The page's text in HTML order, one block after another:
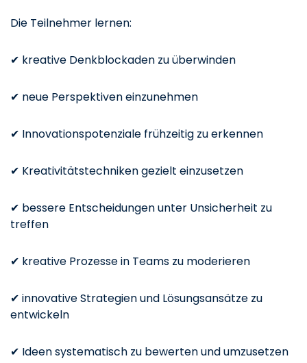
Die Teilnehmer lernen:
✔ kreative Denkblockaden zu überwinden
✔ neue Perspektiven einzunehmen
✔ Innovationspotenziale frühzeitig zu erkennen
✔ Kreativitätstechniken gezielt einzusetzen
✔ bessere Entscheidungen unter Unsicherheit zu
treffen
✔ kreative Prozesse in Teams zu moderieren
✔ innovative Strategien und Lösungsansätze zu
entwickeln
✔ Ideen systematisch zu bewerten und umzusetzen